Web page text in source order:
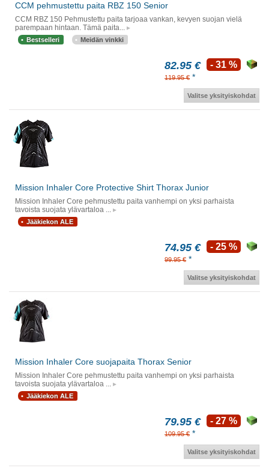
CCM pehmustettu paita RBZ 150 Senior
CCM RBZ 150 Pehmustettu paita tarjoaa vankan, kevyen suojan vielä
parempaan hintaan. Tämä paita...
Bestselleri Meidän vinkki
82.95 €
119.95 € *
- 31 %
Valitse yksityiskohdat
Mission Inhaler Core Protective Shirt Thorax Junior
Mission Inhaler Core pehmustettu paita vanhempi on yksi parhaista
tavoista suojata ylävartaloa ...
Jääkiekon ALE
74.95 €
99.95 € *
- 25 %
Valitse yksityiskohdat
Mission Inhaler Core suojapaita Thorax Senior
Mission Inhaler Core pehmustettu paita vanhempi on yksi parhaista
tavoista suojata ylävartaloa ...
Jääkiekon ALE
79.95 €
109.95 € *
- 27 %
Valitse yksityiskohdat